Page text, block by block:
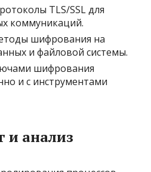
TLS/SSL для
коммуникаций.
шифрования на
и файловой системы.
шифрования
и с инструментами
и анализ